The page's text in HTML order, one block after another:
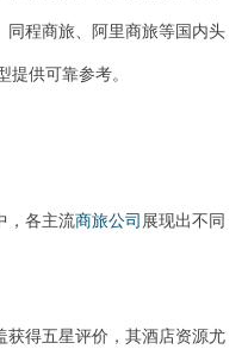
同程商旅、阿里商旅等国内头
供可靠参考。
，各主流商旅公司 展现出不同
得五星评价，其酒店资源尤